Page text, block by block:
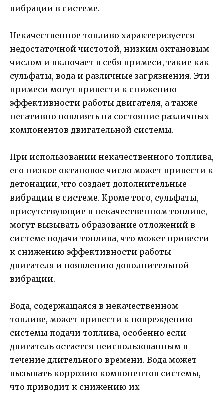
вибрации в системе.
Некачественное топливо характеризуется
недостаточной чистотой, низким октановым
числом и включает в себя примеси, такие как
сульфаты, вода и различные загрязнения. Эти
примеси могут привести к снижению
эффективности работы двигателя, а также
негативно повлиять на состояние различных
компонентов двигательной системы.
При использовании некачественного топлива,
его низкое октановое число может привести к
детонации, что создает дополнительные
вибрации в системе. Кроме того, сульфаты,
присутствующие в некачественном топливе,
могут вызывать образование отложений в
системе подачи топлива, что может привести
к снижению эффективности работы
двигателя и появлению дополнительной
вибрации.
Вода, содержащаяся в некачественном
топливе, может привести к повреждению
системы подачи топлива, особенно если
двигатель остается неиспользованным в
течение длительного времени. Вода может
вызывать коррозию компонентов системы,
что приводит к снижению их